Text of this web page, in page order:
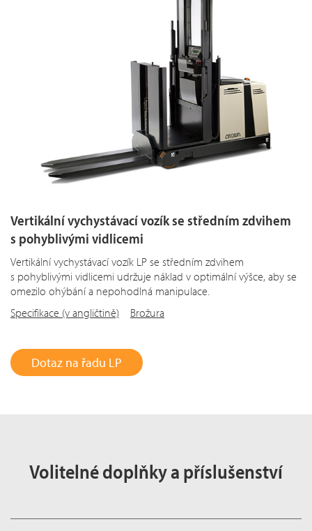
Vertikální vychystávací vozík se středním zdvihem
s pohyblivými vidlicemi
Vertikální vychystávací vozík LP se středním zdvihem
s pohyblivými vidlicemi udržuje náklad v optimální výšce, aby se
omezilo ohýbání a nepohodlná manipulace.
Specifikace (v angličtině)
Brožura
Dotaz na řadu LP
Volitelné doplňky a příslušenství